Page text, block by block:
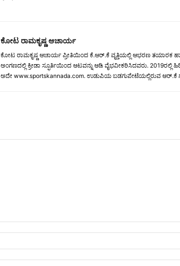
ಕೋಟ ರಾಮಕೃಷ್ಣ ಆಚಾರ್ಯ
ಕೋಟ ರಾಮಕೃಷ್ಣ ಆಚಾರ್ಯ ಪ್ರೀತಿಯಿಂದ ಕೆ.ಆರ್.ಕೆ ವೃತ್ತಿಯಲ್ಲಿ ಆಭರಣ ತಯಾರಕ
ಅಂಗಣದಲ್ಲಿ ಕ್ರೀಡಾ ಸ್ಫೂರ್ತಿಯಿಂದ ಆಟವನ್ನು ಆಡಿ ವೈಭವೀಕರಿಸಿದವರು.
ಅದೇ www.sportskannada.com. ಉಡುಪಿಯ ಬಡಗುಪೇಟೆಯಲ್ಲಿರುವ